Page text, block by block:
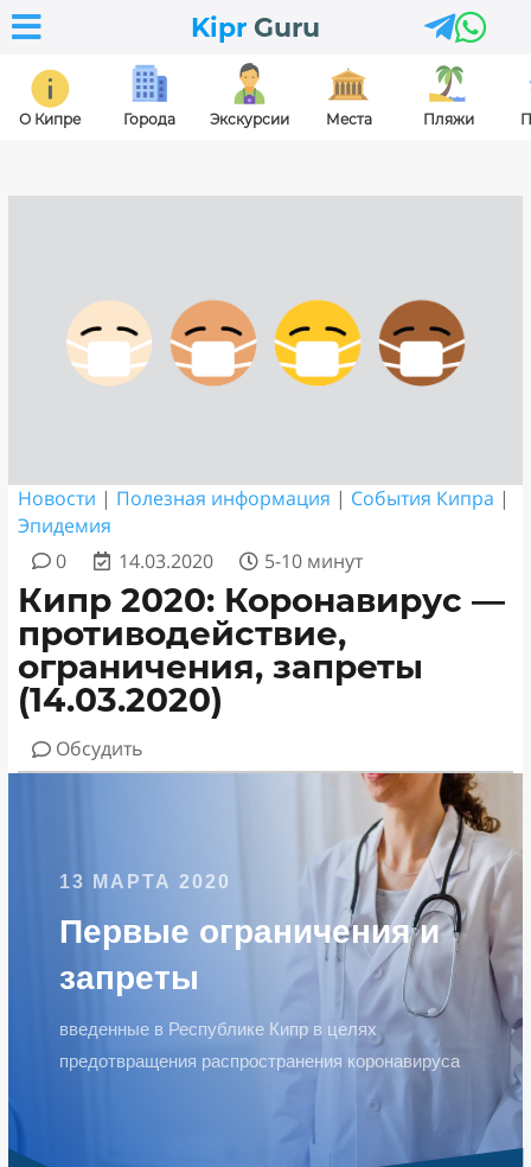
Kipr Guru
 
О Кипре Города Экскурсии Места Пляжи
Новости | Полезная информация | События Кипра |
Эпидемия
0
14.03.2020 5-10 минут
Кипр 2020: Коронавирус —
противодействие,
ограничения, запреты
(14.03.2020)
Обсудить
13 МАРТА 2020
Первые ограничения и
запреты
введенные в Республике Кипр в целях
предотвращения распространения коронавируса